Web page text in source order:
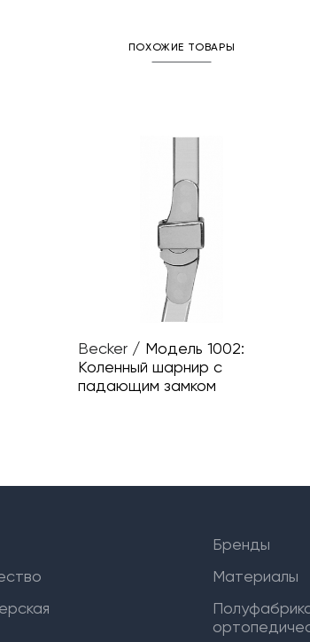
ПОХОЖИЕ ТОВАРЫ
Becker/ Модель 1002:
Коленный шарнир с
падающим замком
Бренды
Материалы